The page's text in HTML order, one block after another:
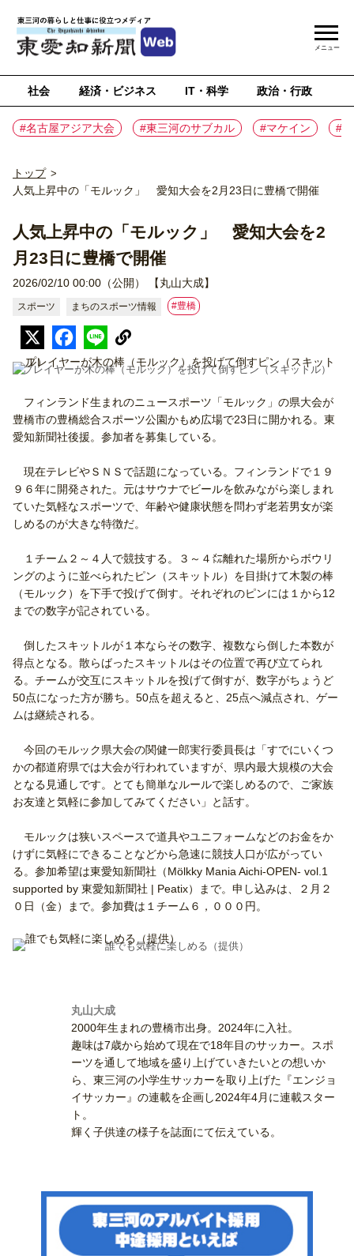
社会 経済・ビジネス IT・科学 政治・行政
#名古屋アジア大会 #東三河のサブカル #マケイン #
メニュー
トップ >
人気上昇中の「モルック」 愛知大会を2月23日に豊橋で開催
人気上昇中の「モルック」 愛知大会を2
月23日に豊橋で開催
2026/02/10 00:00（公開） 【丸山大成】
スポーツ まちのスポーツ情報 #豊橋
プレイヤーが木の棒（モルック）を投げて倒すピン（スキットル）
フィンランド生まれのニュースポーツ「モルック」の県大会が
豊橋市の豊橋総合スポーツ公園かもめ広場で23日に開かれる。東
愛知新聞社後援。参加者を募集している。
現在テレビやＳＮＳで話題になっている。フィンランドで１９
９６年に開発された。元はサウナでビールを飲みながら楽しまれ
ていた気軽なスポーツで、年齢や健康状態を問わず老若男女が楽
しめるのが大きな特徴だ。
１チーム２～４人で競技する。３～４㍍離れた場所からボウリ
ングのように並べられたピン（スキットル）を目掛けて木製の棒
（モルック）を下手で投げて倒す。それぞれのピンには１から12
までの数字が記されている。
倒したスキットルが１本ならその数字、複数なら倒した本数が
得点となる。散らばったスキットルはその位置で再び立てられ
る。チームが交互にスキットルを投げて倒すが、数字がちょうど
50点になった方が勝ち。50点を超えると、25点へ減点され、ゲー
ムは継続される。
今回のモルック県大会の関健一郎実行委員長は「すでにいくつ
かの都道府県では大会が行われていますが、県内最大規模の大会
となる見通しです。とても簡単なルールで楽しめるので、ご家族
お友達と気軽に参加してみてください」と話す。
モルックは狭いスペースで道具やユニフォームなどのお金をか
けずに気軽にできることなどから急速に競技人口が広がってい
る。参加希望は東愛知新聞社（Mölkky Mania Aichi-OPEN- vol.1
supported by 東愛知新聞社 | Peatix）まで。申し込みは、２月２
０日（金）まで。参加費は１チーム６，０００円。
誰でも気軽に楽しめる（提供）
丸山大成
2000年生まれの豊橋市出身。2024年に入社。
趣味は7歳から始めて現在で18年目のサッカー。スポ
ーツを通して地域を盛り上げていきたいとの想いか
ら、東三河の小学生サッカーを取り上げた『エンジョ
イサッカー』の連載を企画し2024年4月に連載スター
ト。
輝く子供達の様子を誌面にて伝えている。